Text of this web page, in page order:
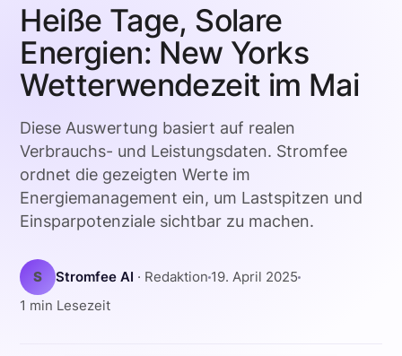
Heiße Tage, Solare
Energien: New Yorks
Wetterwendezeit im Mai
Diese Auswertung basiert auf realen
Verbrauchs- und Leistungsdaten. Stromfee
ordnet die gezeigten Werte im
Energiemanagement ein, um Lastspitzen und
Einsparpotenziale sichtbar zu machen.
S Stromfee AI · Redaktion 19. April 2025
1 min Lesezeit